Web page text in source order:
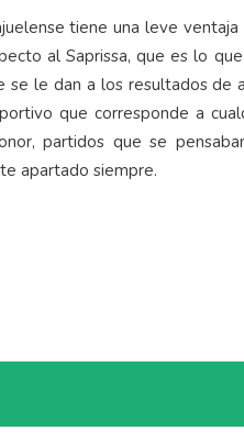
tiene una leve
al Saprissa, que es lo
le dan a los resultados de
que corresponde a
partidos que se
apartado siempre.
y multa económica por gritos